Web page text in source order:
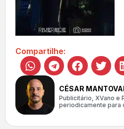
Compartilhe:
CÉSAR
Publicitário, XVano e
periodicamente para